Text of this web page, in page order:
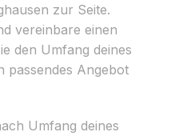
zur Seite.
vereinbare einen
den Umfang deines
passendes Angebot
Umfang deines